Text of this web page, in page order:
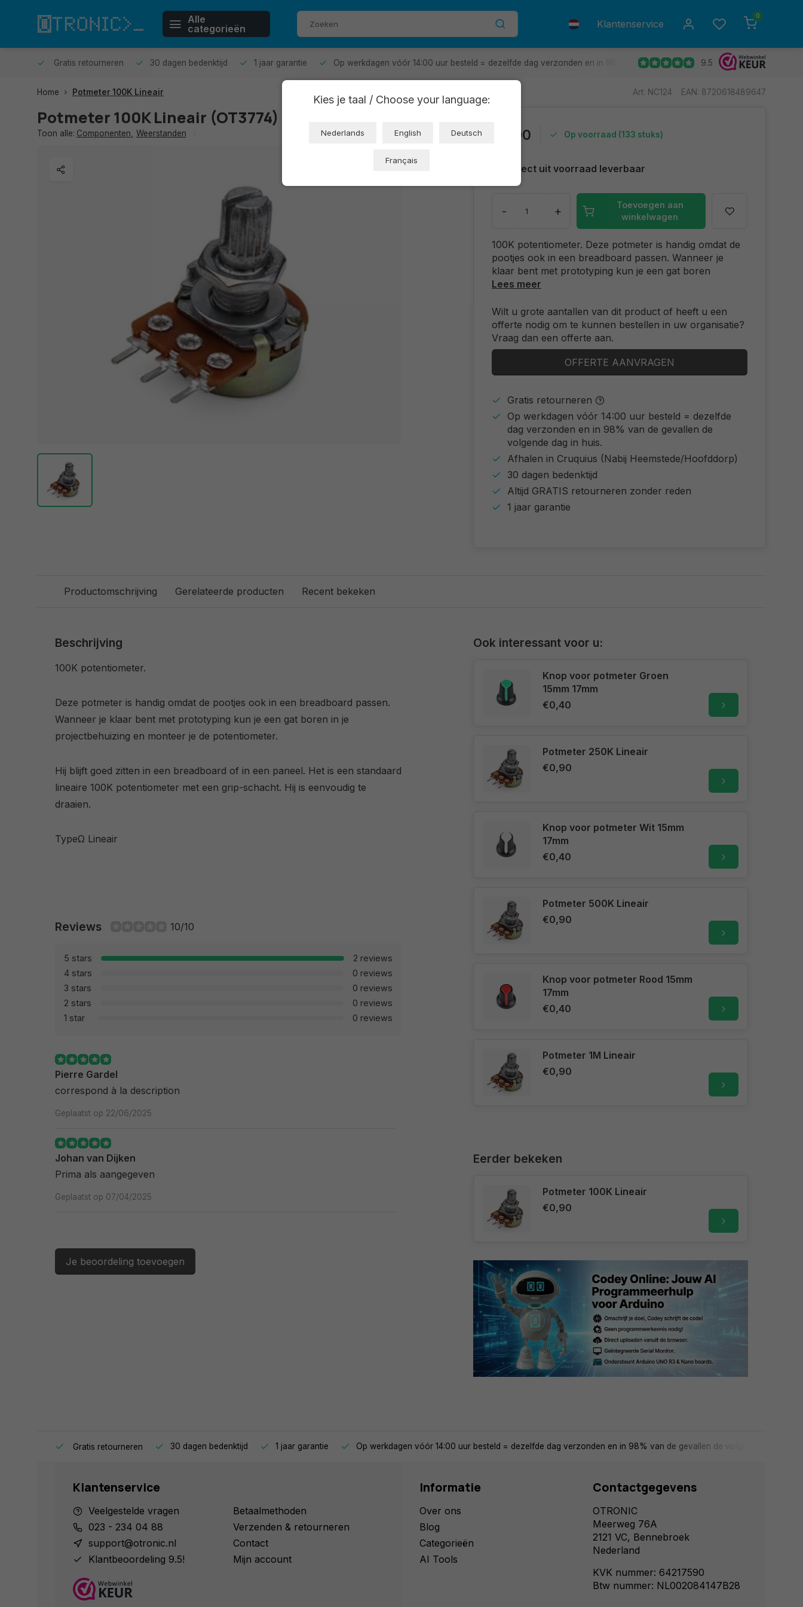
Alle
categorieën
Klantenservice
0
Gratis retourneren 30 dagen bedenktijd 1 jaar garantie Op werkdagen vóór 14:00 uur besteld = dezelfde dag verzonden en in 98% van de gevallen de volgende dag in huis.
9.5
Home Potmeter 100K Lineair Art: NC124 EAN: 8720618489647
Potmeter 100K Lineair (OT3774)
Toon alle: Componenten Weerstanden €0,90 Op voorraad (133 stuks)
Direct uit voorraad leverbaar
- +
Toevoegen aan
winkelwagen
100K potentiometer. Deze potmeter is handig omdat de
pootjes ook in een breadboard passen. Wanneer je
klaar bent met prototyping kun je een gat boren
Lees meer
Wilt u grote aantallen van dit product of heeft u een
offerte nodig om te kunnen bestellen in uw organisatie?
Vraag dan een offerte aan.
OFFERTE AANVRAGEN
Gratis retourneren
Op werkdagen vóór 14:00 uur besteld = dezelfde
dag verzonden en in 98% van de gevallen de
volgende dag in huis.
Afhalen in Cruquius (Nabij Heemstede/Hoofddorp)
30 dagen bedenktijd
Altijd GRATIS retourneren zonder reden
1 jaar garantie
Productomschrijving Gerelateerde producten Recent bekeken
Beschrijving
100K potentiometer.
Deze potmeter is handig omdat de pootjes ook in een breadboard passen.
Wanneer je klaar bent met prototyping kun je een gat boren in je
projectbehuizing en monteer je de potentiometer.
Hij blijft goed zitten in een breadboard of in een paneel. Het is een standaard
lineaire 100K potentiometer met een grip-schacht. Hij is eenvoudig te
draaien.
TypeΩ Lineair
Reviews 10/10
5 stars
2 reviews
4 stars
0 reviews
3 stars
0 reviews
2 stars
0 reviews
1 star
0 reviews
Pierre Gardel
correspond à la description
Geplaatst op 22/06/2025
Johan van Dijken
Prima als aangegeven
Geplaatst op 07/04/2025
Je beoordeling toevoegen
Ook interessant voor u:
Knop voor potmeter Groen
15mm 17mm
€0,40
Potmeter 250K Lineair
€0,90
Knop voor potmeter Wit 15mm
17mm
€0,40
Potmeter 500K Lineair
€0,90
Knop voor potmeter Rood 15mm
17mm
€0,40
Potmeter 1M Lineair
€0,90
Eerder bekeken
Potmeter 100K Lineair
€0,90
Kies je taal / Choose your language:
Nederlands English Deutsch
Français
Gratis retourneren 30 dagen bedenktijd 1 jaar garantie Op werkdagen vóór 14:00 uur besteld = dezelfde dag verzonden en in 98% van de gevallen de volgende dag in
Klantenservice
Veelgestelde vragen
023 - 234 04 88
support@otronic.nl
Klantbeoordeling 9.5!
Betaalmethoden
Verzenden & retourneren
Contact
Mijn account
Informatie
Over ons
Blog
Categorieën
AI Tools
Contactgegevens
OTRONIC
Meerweg 76A
2121 VC, Bennebroek
Nederland
KVK nummer: 64217590
Btw nummer: NL002084147B28